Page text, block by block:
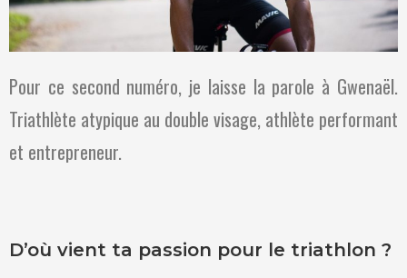
Pour ce second numéro, je laisse la parole à Gwenaël.
Triathlète atypique au double visage, athlète performant
et entrepreneur.
D’où vient ta passion pour le triathlon ?